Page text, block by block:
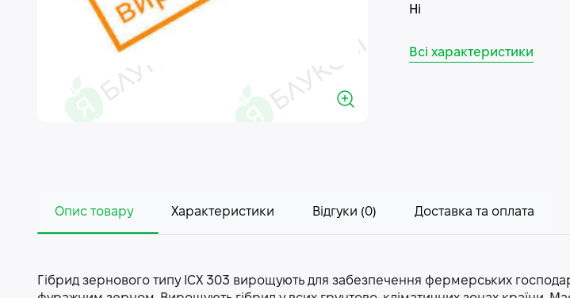
Ні
Всі характеристики
Опис товару Характеристики Відгуки (0) Доставка та оплата
Гібрид зернового типу ІСХ 303 вирощують для забезпечення фермерських